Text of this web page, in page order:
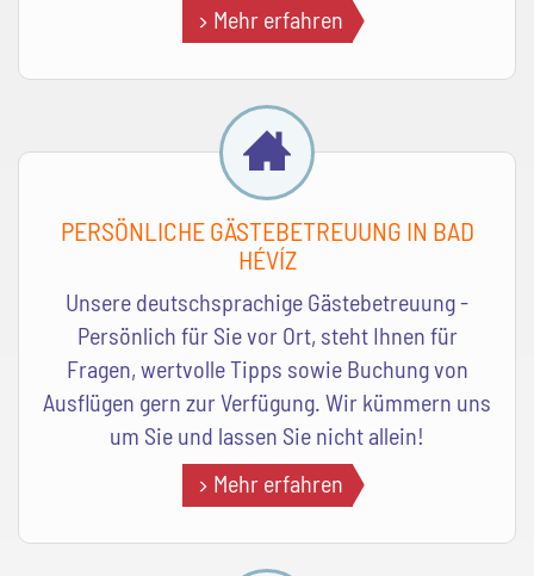
Mehr erfahren
PERSÖNLICHE GÄSTEBETREUUNG IN BAD
HÉVÍZ
Unsere deutschsprachige Gästebetreuung -
Persönlich für Sie vor Ort, steht Ihnen für
Fragen, wertvolle Tipps sowie Buchung von
Ausflügen gern zur Verfügung. Wir kümmern uns
um Sie und lassen Sie nicht allein!
Mehr erfahren